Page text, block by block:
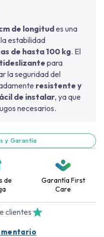
de longitudes una
estabilidad
de hasta 100 kg. El
para
la seguridad del
resistente y
de instalar, ya que
necesarios.
y Garantía
de
Garantía First
Care
clientes